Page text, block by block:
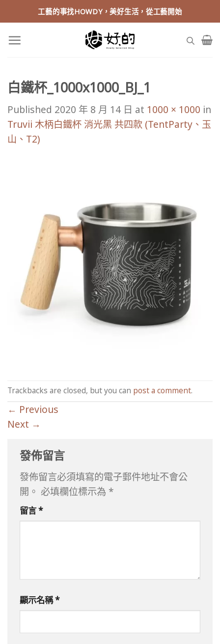
to
content
工藝的事找HOWDY，美好生活，從工藝開始
白鐵杯_1000x1000_BJ_1
Published 2020 年 8 月 14 日 at 1000 × 1000 in
Truvii 木柄白鐵杯 消光黑 共四款 (TentParty、玉
山、T2)
Trackbacks are closed, but you can post a comment.
← Previous
Next →
發佈留言
發佈留言必須填寫的電子郵件地址不會公
開。 必填欄位標示為 *
留言*
顯示名稱*